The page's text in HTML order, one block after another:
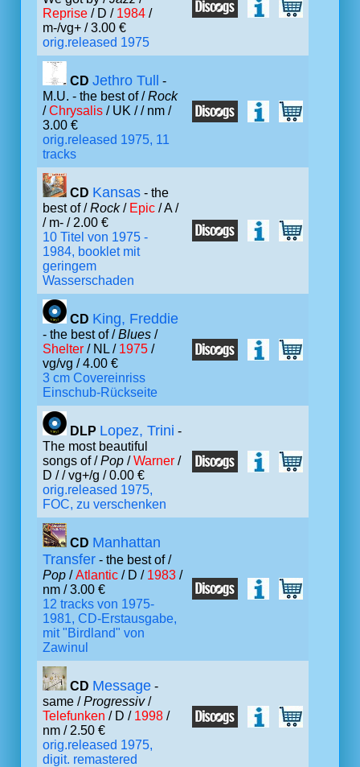
Reprise / D / 1984 /
m-/vg+ / 3.00 €
orig.released 1975
CD Jethro Tull
-
M.U. - the best of /Rock
/Chrysalis / UK // nm /
3.00 €
orig.released 1975, 11
tracks
CD Kansas - the
best of /Rock/ Epic / A /
/ m- / 2.00 €
10 Titel von 1975 -
1984, booklet mit
geringem
Wasserschaden
CD King, Freddie
- the best of /Blues /
Shelter / NL / 1975 /
vg/vg / 4.00 €
3 cm Covereinriss
Einschub-Rückseite
DLP Lopez, Trini -
The most beautiful
songs of /Pop /Warner /
D // vg+/g / 0.00 €
orig.released 1975,
FOC, zu verschenken
CD Manhattan
Transfer - the best of /
Pop /Atlantic / D / 1983 /
nm / 3.00 €
12 tracks von 1975-
1981, CD-Erstausgabe,
mit "Birdland" von
Zawinul
CD Message -
same /Progressiv/
Telefunken / D / 1998 /
nm / 2.50 €
orig.released 1975,
digit. remastered